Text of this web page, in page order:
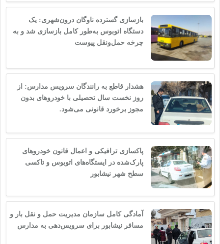
بازسازی گسترده ناوگان درون‌شهری: یک
دستگاه اتوبوس به‌طور کامل بازسازی شد و به
چرخه حمل‌ونقل پیوست
هشدار قاطع به رانندگان سرویس مدارس: از
روز نخست سال تحصیلی با خودروهای بدون
مجوز برخورد قانونی می‌شود.
پاکسازی ترافیکی و اعمال قانون خودروهای
پارک‌شده در ایستگاه‌های اتوبوس و تاکسی
سطح شهر نیشابور
️آمادگی کامل سازمان مدیریت حمل و نقل بار و
مسافر نیشابور برای سرویس‌دهی به مدارس